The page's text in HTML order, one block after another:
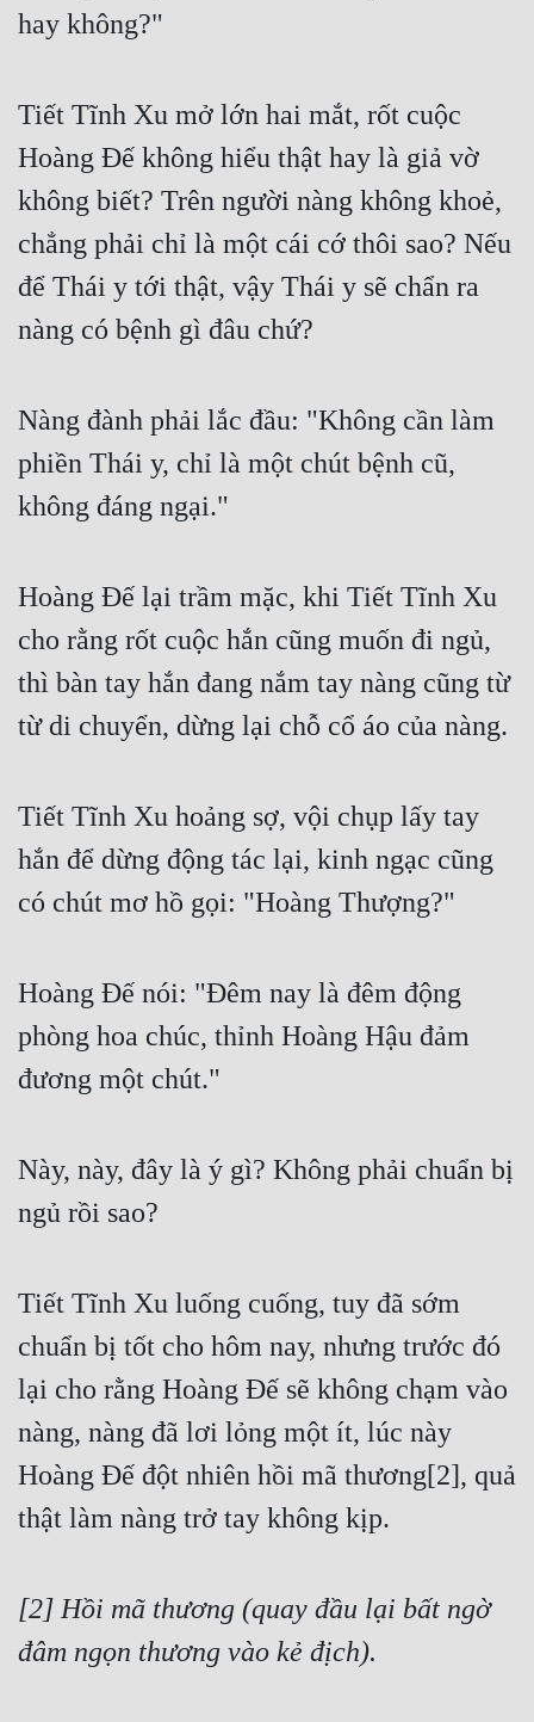
Phương Tây
Quan Trường
Quân Sự
Sảng Văn
Sắc
Sủng
Thanh Xuân
Tiểu Thuyết
Trùng Sinh
Trọng Sinh
Tu Chân
Tu Tiên
Vô Địch
Võ Hiệp
Võng Du
Xuyên Nhanh
Điền Văn
Đô Thị
Đông Phương Huyền Huyễn
Đồng Nhân
Cẩu Đạo Trường Sinh
Ngự Thú
Truyện Nam
Vô Địch Lưu
Xây Dựng Thế Lực
hay không?"
Tiết Tĩnh Xu mở lớn hai mắt, rốt cuộc
Hoàng Đế không hiểu thật hay là giả vờ
không biết? Trên người nàng không khoẻ,
chẳng phải chỉ là một cái cớ thôi sao? Nếu
để Thái y tới thật, vậy Thái y sẽ chẩn ra
nàng có bệnh gì đâu chứ?
Nàng đành phải lắc đầu: "Không cần làm
phiền Thái y, chỉ là một chút bệnh cũ,
không đáng ngại."
Hoàng Đế lại trầm mặc, khi Tiết Tĩnh Xu
cho rằng rốt cuộc hắn cũng muốn đi ngủ,
thì bàn tay hắn đang nắm tay nàng cũng từ
từ di chuyển, dừng lại chỗ cổ áo của nàng.
Tiết Tĩnh Xu hoảng sợ, vội chụp lấy tay
hắn để dừng động tác lại, kinh ngạc cũng
có chút mơ hồ gọi: "Hoàng Thượng?"
Hoàng Đế nói: "Đêm nay là đêm động
phòng hoa chúc, thỉnh Hoàng Hậu đảm
đương một chút."
Này, này, đây là ý gì? Không phải chuẩn bị
ngủ rồi sao?
Tiết Tĩnh Xu luống cuống, tuy đã sớm
chuẩn bị tốt cho hôm nay, nhưng trước đó
lại cho rằng Hoàng Đế sẽ không chạm vào
nàng, nàng đã lơi lỏng một ít, lúc này
Hoàng Đế đột nhiên hồi mã thương[2], quả
thật làm nàng trở tay không kịp.
[2] Hồi mã thương (quay đầu lại bất ngờ
đâm ngọn thương vào kẻ địch).